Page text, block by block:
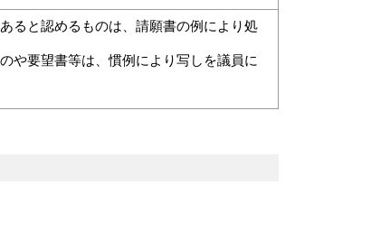
ると認めるものは、請願書の例により処
や要望書等は、慣例により写しを議員に